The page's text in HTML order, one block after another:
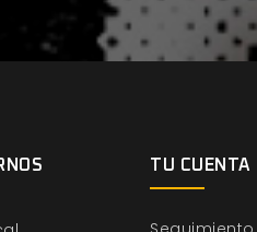
TU CUENTA